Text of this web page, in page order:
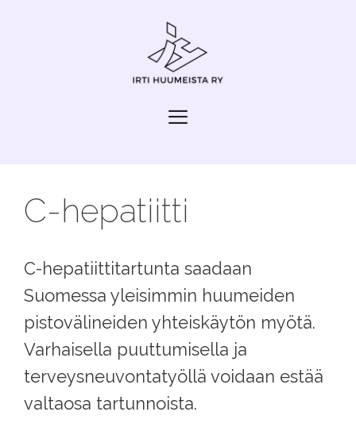
C-hepatiitti
C-hepatiittitartunta saadaan
Suomessa yleisimmin huumeiden
pistovälineiden yhteiskäytön myötä.
Varhaisella puuttumisella ja
terveysneuvontatyöllä voidaan estää
valtaosa tartunnoista.